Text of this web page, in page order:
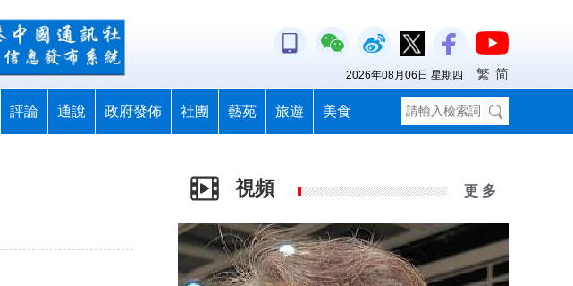
評論 通說 政府發佈 社團 藝苑 旅遊 美食
2026年08月06日 星期四 繁 简
視頻 更 多